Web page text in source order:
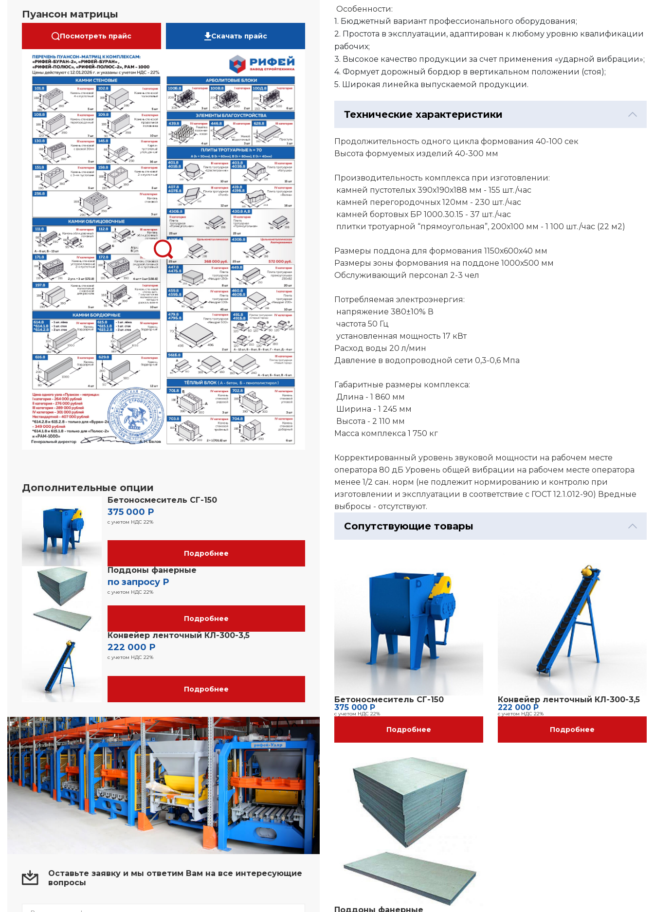
Пуансон матрицы
Посмотреть прайс Скачать прайс
Дополнительные опции
Бетоносмеситель СГ-150
375 000 Р
с учетом НДС 22%
Подробнее
Поддоны фанерные
по запросу Р
с учетом НДС 22%
Подробнее
Конвейер ленточный КЛ-300-3,5
222 000 Р
с учетом НДС 22%
Подробнее
Оставьте заявку и мы ответим Вам на все интересующие
вопросы
Особенности:
1. Бюджетный вариант профессионального оборудования;
2. Простота в эксплуатации, адаптирован к любому уровню квалификации
рабочих;
3. Высокое качество продукции за счет применения «ударной вибрации»;
4. Формует дорожный бордюр в вертикальном положении (стоя);
5. Широкая линейка выпускаемой продукции.
Технические характеристики
Продолжительность одного цикла формования 40-100 сек
Высота формуемых изделий 40-300 мм
Производительность комплекса при изготовлении:
камней пустотелых 390х190х188 мм - 155 шт./час
камней перегородочных 120мм - 230 шт./час
камней бортовых БР 1000.30.15 - 37 шт./час
плитки тротуарной “прямоугольная”, 200х100 мм - 1 100 шт./час (22 м2)
Размеры поддона для формования 1150х600х40 мм
Размеры зоны формования на поддоне 1000х500 мм
Обслуживающий персонал 2-3 чел
Потребляемая электроэнергия:
напряжение 380±10% В
частота 50 Гц
установленная мощность 17 кВт
Расход воды 20 л/мин
Давление в водопроводной сети 0,3-0,6 Мпа
Габаритные размеры комплекса:
Длина - 1 860 мм
Ширина - 1 245 мм
Высота - 2 110 мм
Масса комплекса 1 750 кг
Корректированный уровень звуковой мощности на рабочем месте
оператора 80 дБ Уровень общей вибрации на рабочем месте оператора
менее 1/2 сан. норм (не подлежит нормированию и контролю при
изготовлении и эксплуатации в соответствие с ГОСТ 12.1.012-90) Вредные
выбросы - отсутствуют.
Сопутствующие товары
Бетоносмеситель СГ-150
375 000 Р
с учетом НДС 22%
Подробнее
Конвейер ленточный КЛ-300-3,5
222 000 Р
с учетом НДС 22%
Подробнее
Поддоны фанерные